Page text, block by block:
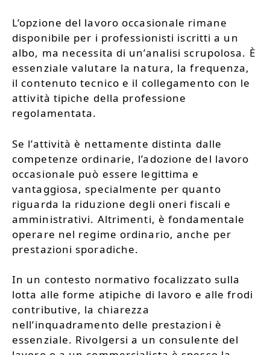
L’opzione del lavoro occasionale rimane
disponibile per i professionisti iscritti a un
albo, ma necessita di un’analisi scrupolosa. È
essenziale valutare la natura, la frequenza,
il contenuto tecnico e il collegamento con le
attività tipiche della professione
regolamentata.
Se l’attività è nettamente distinta dalle
competenze ordinarie, l’adozione del lavoro
occasionale può essere legittima e
vantaggiosa, specialmente per quanto
riguarda la riduzione degli oneri fiscali e
amministrativi. Altrimenti, è fondamentale
operare nel regime ordinario, anche per
prestazioni sporadiche.
In un contesto normativo focalizzato sulla
lotta alle forme atipiche di lavoro e alle frodi
contributive, la chiarezza
nell’inquadramento delle prestazioni è
essenziale. Rivolgersi a un consulente del